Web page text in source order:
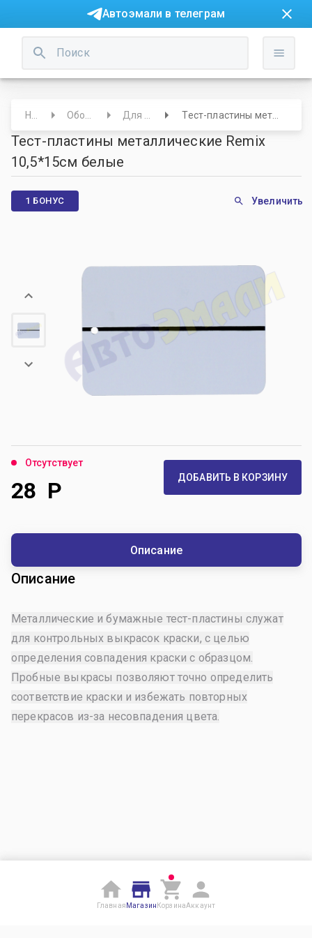
Автоэмали в телеграм
Тест-пластины металлические Remix
10,5*15см белые
1 БОНУС Увеличить
Отсутствует
28 Р ДОБАВИТЬ В КОРЗИНУ
Описание
Описание
Металлические и бумажные тест-пластины служат
для контрольных выкрасок краски, с целью
определения совпадения краски с образцом.
Пробные выкрасы позволяют точно определить
соответствие краски и избежать повторных
перекрасов из-за несовпадения цвета.
Главная Магазин КорзинаАккаунт